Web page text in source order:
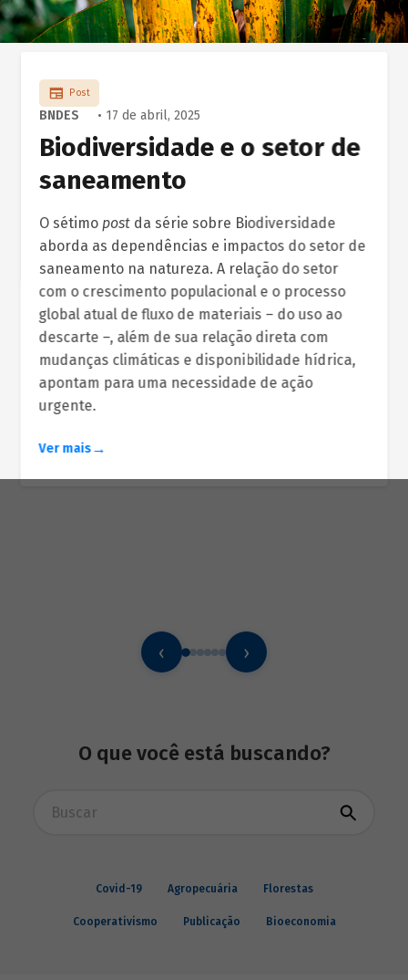
Post
BNDES • 17 de abril, 2025
Biodiversidade e o setor de
saneamento
O sétimo postda série sobre Biodiversidade
aborda as dependências e impactos do setor de
saneamento na natureza. A relação do setor
com o crescimento populacional e o processo
global atual de fluxo de materiais – do uso ao
descarte –, além de sua relação direta com
mudanças climáticas e disponibilidade hídrica,
apontam para uma necessidade de ação
urgente.
Ver mais
‹ ›
O que você está buscando?
Covid-19 Agropecuária Florestas
Cooperativismo Publicação Bioeconomia